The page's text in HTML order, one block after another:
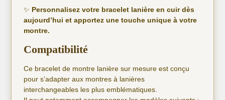
✨ Personnalisez votre bracelet lanière en cuir dès
aujourd’hui et apportez une touche unique à votre
montre.
Compatibilité
Ce bracelet de montre lanière sur mesure est conçu
pour s’adapter aux montres à lanières
interchangeables les plus emblématiques.